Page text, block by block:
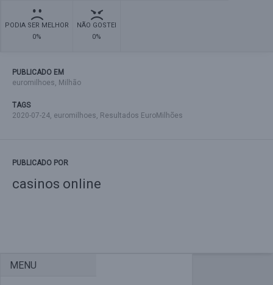
PODIA SER MELHOR
0%
NÃO GOSTEI
0%
PUBLICADO EM
euromilhoes, Milhão
TAGS
2020-07-24, euromilhoes, Resultados EuroMilhões
PUBLICADO POR
casinos online
MENU